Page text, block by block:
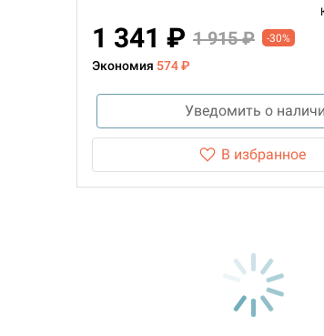
1 341 ₽ 1 915 ₽ -30%
Экономия 574 ₽
Уведомить о
В избранное